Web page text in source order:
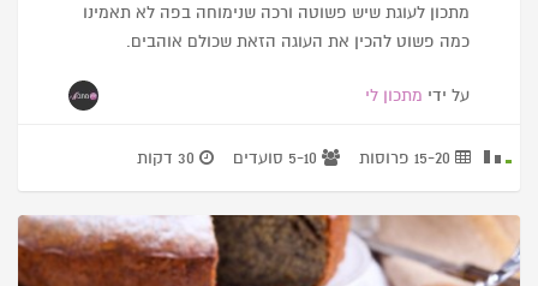
מתכון לעוגת שיש פשוטה ורכה שנימוחה בפה לא תאמינו
כמה פשוט להכין את העוגה הזאת שכולם אוהבים.
על ידי מתכון לי